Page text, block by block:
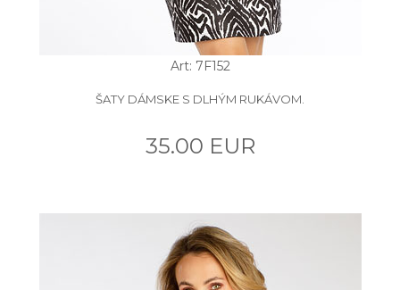
Art: 7F152
ŠATY DÁMSKE S DLHÝM RUKÁVOM.
35.00 EUR